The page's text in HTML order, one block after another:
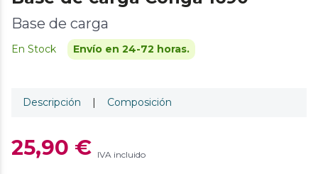
Base de carga
En Stock Envío en 24-72 horas.
Descripción | Composición
25,90 € IVA incluido